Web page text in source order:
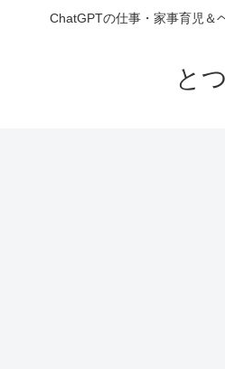
ChatGPTの仕事・家事育児＆
と